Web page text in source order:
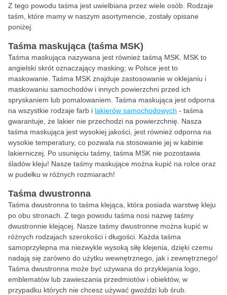
Z tego powodu taśma jest uwielbiana przez wiele osób. Rodzaje
taśm, które mamy w naszym asortymencie, zostały opisane
poniżej.
Taśma maskująca (taśma MSK)
Taśma maskująca nazywana jest również taśmą MSK. MSK to
angielski skrót oznaczający masking; w Polsce jest to
maskowanie. Taśma MSK znajduje zastosowanie w oklejaniu i
maskowaniu samochodów i innych powierzchni przed ich
spryskaniem lub pomalowaniem. Taśma maskująca jest odporna
na wszystkie rodzaje farb i lakierów samochodowych - taśma
gwarantuje, że lakier nie przechodzi na powierzchnię. Nasza
taśma maskująca jest wysokiej jakości, jest również odporna na
wysokie temperatury, co pozwala na stosowanie jej w kabinie
lakierniczej. Po usunięciu taśmy, taśma MSK nie pozostawia
śladów kleju! Nasze taśmy maskujące można kupić na rolce oraz
w pudełku w różnych rozmiarach!
Taśma dwustronna
Taśma dwustronna to taśma klejąca, która posiada warstwę kleju
po obu stronach. Z tego powodu taśma nosi nazwę taśmy
dwustronnie klejącej. Nasze taśmy dwustronne można kupić w
różnych rodzajach szerokości i długości. Każda taśma
samoprzylepna ma niezwykle wysoką siłę klejenia, dzięki czemu
nadają się zarówno do użytku wewnętrznego, jak i zewnętrznego!
Taśma dwustronna może być używana do przyklejania logo,
emblematów lub zawieszania przedmiotów i obiektów, w
przypadku których nie chcesz używać gwoździ lub śrub.